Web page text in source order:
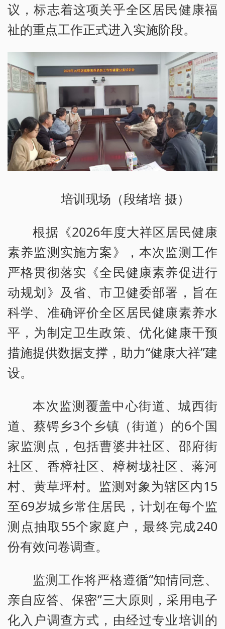
议，标志着这项关乎全区居民健康福
祉的重点工作正式进入实施阶段。
培训现场（段绪培 摄）
根据《2026年度大祥区居民健康
素养监测实施方案》，本次监测工作
严格贯彻落实《全民健康素养促进行
动规划》及省、市卫健委部署，旨在
科学、准确评价全区居民健康素养水
平，为制定卫生政策、优化健康干预
措施提供数据支撑，助力“健康大祥”建
设。
本次监测覆盖中心街道、城西街
道、蔡锷乡3个乡镇（街道）的6个国
家监测点，包括曹婆井社区、邵府街
社区、香樟社区、樟树垅社区、蒋河
村、黄草坪村。监测对象为辖区内15
至69岁城乡常住居民，计划在每个监
测点抽取55个家庭户，最终完成240
份有效问卷调查。
监测工作将严格遵循“知情同意、
亲自应答、保密”三大原则，采用电子
化入户调查方式，由经过专业培训的